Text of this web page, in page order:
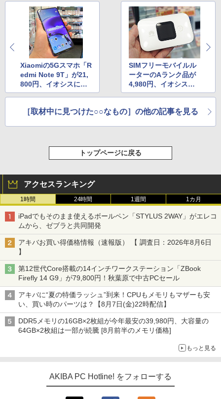
Xiaomiの5Gスマホ「R
edmi Note 9T」が21,
800円、イオシスに大
量入荷
SIMフリーモバイルル
ーターのAランク品が
4,980円、イオシスに
入荷
［取材中に見つけた○○なもの］の他の記事を見る
トップページに戻る
アクセスランキング
1時間 24時間 1週間 1カ月
iPadでもそのまま使えるボールペン「STYLUS 2WAY」がエレコ
ムから、ゼブラと共同開発
アキバお買い得価格情報（速報版） 【 調査日：2026年8月6日
】
第12世代Core搭載の14インチワークステーション「ZBook
Firefly 14 G9」が79,800円！秋葉原で中古PCセール
アキバに“夏の特価ラッシュ”到来！CPUもメモリもマザーも安
い、買い時のパーツは？【8月7日(金)22時配信】
DDR5メモリの16GB×2枚組が今年最安の39,980円、大容量の
64GB×2枚組は一部が続騰 [8月前半のメモリ価格]
もっと見る
AKIBA PC Hotline! をフォローする